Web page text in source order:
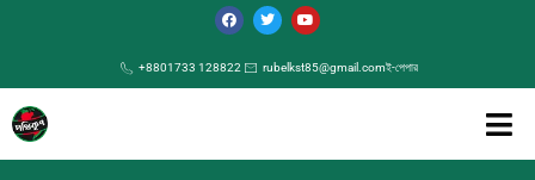
+8801733 128822 rubelkst85@gmail.comই-পেপার